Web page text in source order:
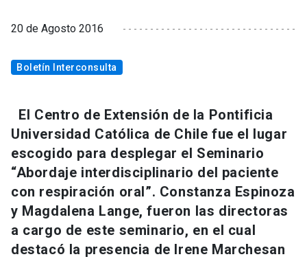
20 de Agosto 2016
Boletín Interconsulta
El Centro de Extensión de la Pontificia
Universidad Católica de Chile fue el lugar
escogido para desplegar el Seminario
“Abordaje interdisciplinario del paciente
con respiración oral”. Constanza Espinoza
y Magdalena Lange, fueron las directoras
a cargo de este seminario, en el cual
destacó la presencia de Irene Marchesan